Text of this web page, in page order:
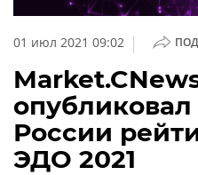
обзоры
кабинет
О
проекте
CNews
01 июл 2021 09:02 |
России
ЭДО 2021